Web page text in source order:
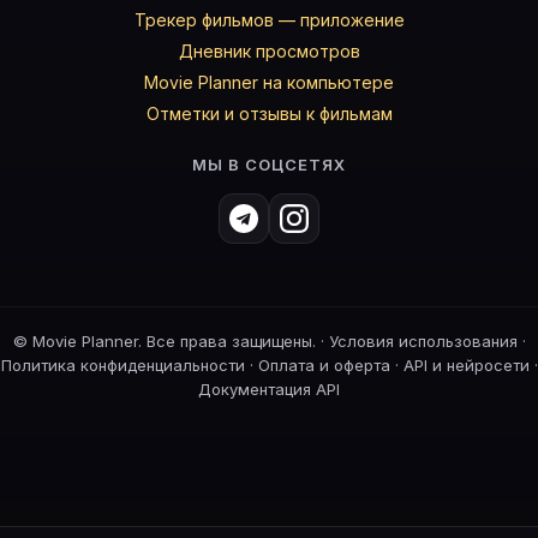
Трекер фильмов — приложение
Дневник просмотров
Movie Planner на компьютере
Отметки и отзывы к фильмам
МЫ В СОЦСЕТЯХ
© Movie Planner. Все права защищены. · Условия использования ·
Политика конфиденциальности · Оплата и оферта · API и нейросети ·
Документация API